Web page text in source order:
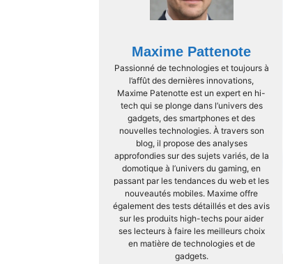
Maxime Pattenote
Passionné de technologies et toujours à
l’affût des dernières innovations,
Maxime Patenotte est un expert en hi-
tech qui se plonge dans l’univers des
gadgets, des smartphones et des
nouvelles technologies. À travers son
blog, il propose des analyses
approfondies sur des sujets variés, de la
domotique à l’univers du gaming, en
passant par les tendances du web et les
nouveautés mobiles. Maxime offre
également des tests détaillés et des avis
sur les produits high-techs pour aider
ses lecteurs à faire les meilleurs choix
en matière de technologies et de
gadgets.